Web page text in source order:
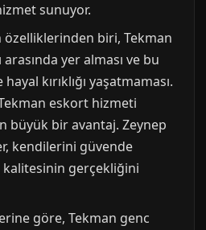
sunuyor.
özelliklerinden biri, Tekman
yer alması ve bu
kırıklığı yaşatmaması.
eskort hizmeti
büyük bir avantaj. Zeynep
kendilerini güvende
gerçekliğini
göre, Tekman genc